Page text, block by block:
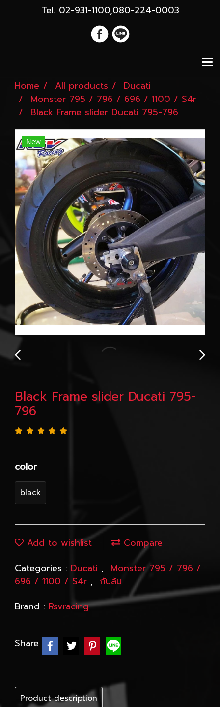
Tel. 02-931-1100,080-224-0003
Home All products
Ducati
Monster 795 / 796 / 696 / 1100 / S4r
Black Frame slider Ducati 795-796
New
Black Frame slider Ducati 795-
796
color
black
Add to wishlist
Compare
Categories : Ducati , Monster 795 / 796 /
696 / 1100 / S4r , กันล้ม
Brand : Rsvracing
Share
Product description